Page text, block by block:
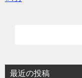
最近の投稿